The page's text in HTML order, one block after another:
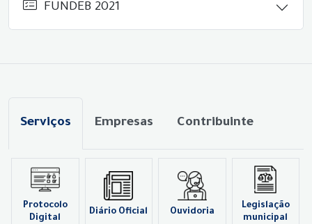
FUNDEB 2021
Serviços Empresas Contribuinte
Protocolo
Digital
Diário Oficial Ouvidoria
Legislação
municipal